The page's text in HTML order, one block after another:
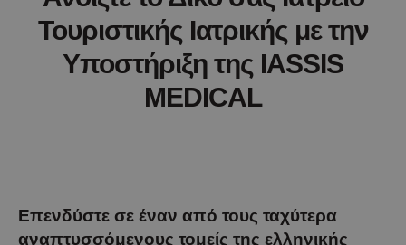
Τουριστικής Ιατρικής με την
Υποστήριξη της IASSIS
MEDICAL
Επενδύστε σε έναν από τους ταχύτερα
αναπτυσσόμενους τομείς της ελληνικής